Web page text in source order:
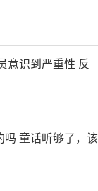
意识到严重性 反
童话听够了，该